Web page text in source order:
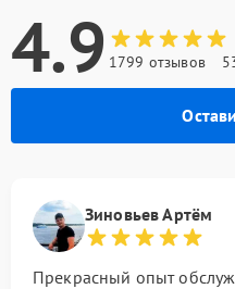
4.9 1799 отзывов
Зиновьев Артём
Прекрасный опыт